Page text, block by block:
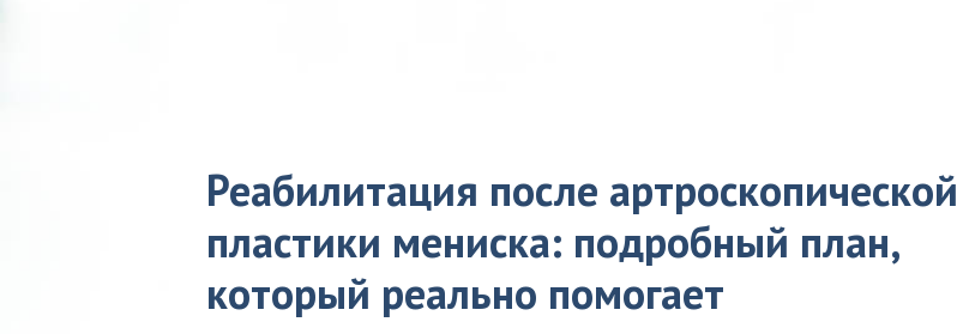
Реабилитация после артроскопической
пластики мениска: подробный план,
который реально помогает